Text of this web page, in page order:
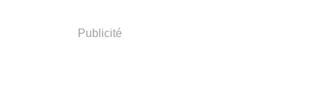
Publicité